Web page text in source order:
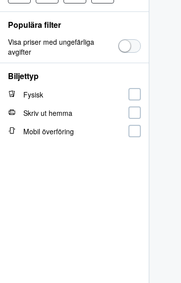
Populära filter
Visa priser med ungefärliga
avgifter
Biljettyp
Fysisk
Skriv ut hemma
Mobil överföring